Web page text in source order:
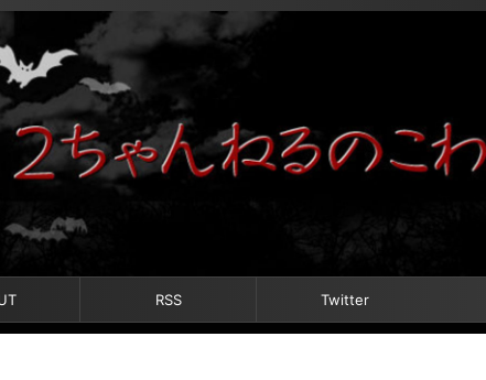
RSS Twitter